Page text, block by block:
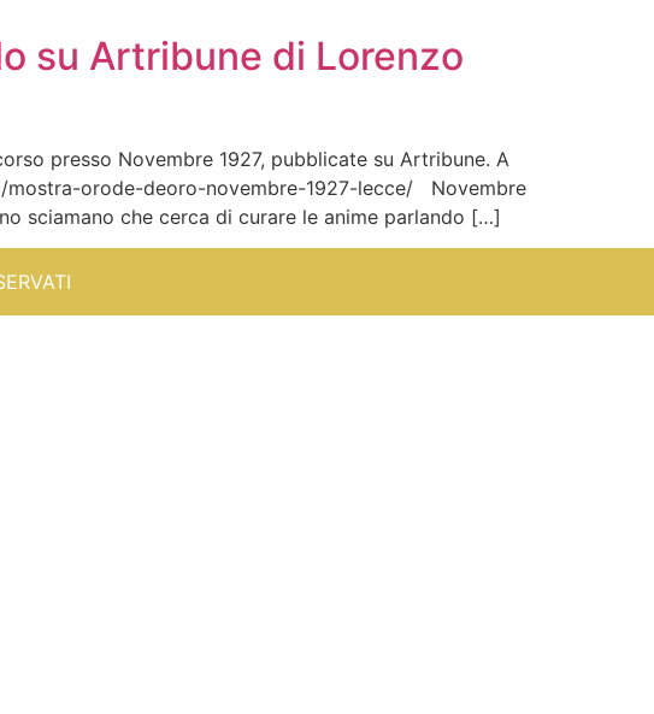
su Artribune di Lorenzo
presso Novembre 1927, pubblicate su Artribune. A
mostra-orode-deoro-novembre-1927-lecce/ Novembre
sciamano che cerca di curare le anime parlando […]